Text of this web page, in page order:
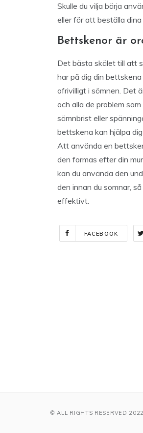
Skulle du vilja börja
eller för att beställa
Bettskenor är
Det bästa skälet till att
har på dig din
ofrivilligt i sömnen. Det
och alla de problem
sömnbrist eller
bettskena kan hjälpa
Att använda en
den formas efter din
kan du använda den
den innan du somnar,
effektivt.
FACEBOOK
© ALL RIGHTS RESERVED 2022